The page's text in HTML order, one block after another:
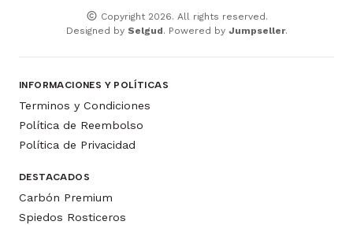
Copyright 2026. All rights reserved.
Designed by Selgud. Powered by Jumpseller.
INFORMACIONES Y POLÍTICAS
Terminos y Condiciones
Política de Reembolso
Política de Privacidad
DESTACADOS
Carbón Premium
Spiedos Rosticeros